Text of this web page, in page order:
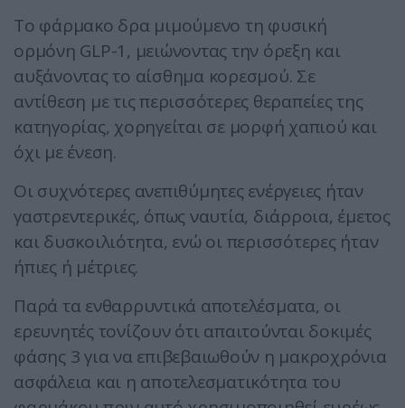
Το φάρμακο δρα μιμούμενο τη φυσική
ορμόνη GLP-1, μειώνοντας την όρεξη και
αυξάνοντας το αίσθημα κορεσμού. Σε
αντίθεση με τις περισσότερες θεραπείες της
κατηγορίας, χορηγείται σε μορφή χαπιού και
όχι με ένεση.
Οι συχνότερες ανεπιθύμητες ενέργειες ήταν
γαστρεντερικές, όπως ναυτία, διάρροια, έμετος
και δυσκοιλιότητα, ενώ οι περισσότερες ήταν
ήπιες ή μέτριες.
Παρά τα ενθαρρυντικά αποτελέσματα, οι
ερευνητές τονίζουν ότι απαιτούνται δοκιμές
φάσης 3 για να επιβεβαιωθούν η μακροχρόνια
ασφάλεια και η αποτελεσματικότητα του